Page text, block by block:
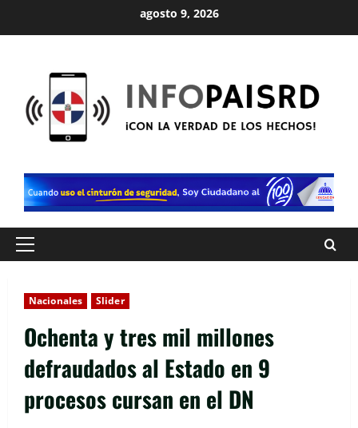
agosto 9, 2026
Menú
Nacionales Slider
Ochenta y tres mil millones
defraudados al Estado en 9
procesos cursan en el DN